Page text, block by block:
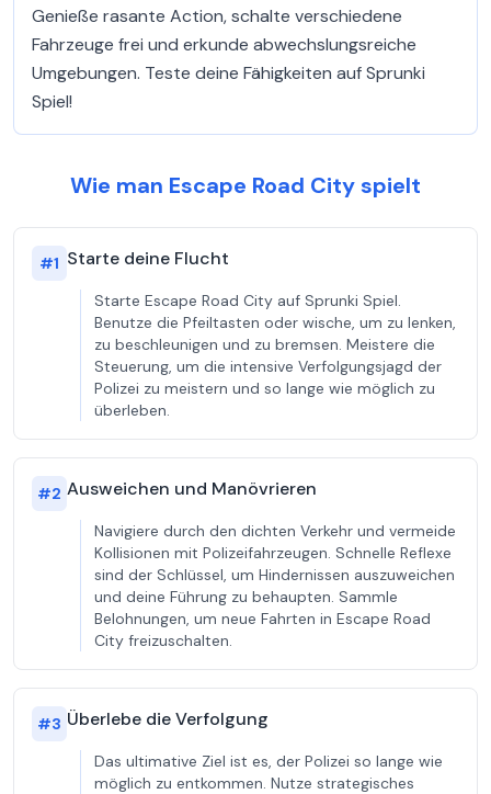
Genieße rasante Action, schalte verschiedene
Fahrzeuge frei und erkunde abwechslungsreiche
Umgebungen. Teste deine Fähigkeiten auf Sprunki
Spiel!
Wie man Escape Road City spielt
#1 Starte deine Flucht
Starte Escape Road City auf Sprunki Spiel.
Benutze die Pfeiltasten oder wische, um zu lenken,
zu beschleunigen und zu bremsen. Meistere die
Steuerung, um die intensive Verfolgungsjagd der
Polizei zu meistern und so lange wie möglich zu
überleben.
#2 Ausweichen und Manövrieren
Navigiere durch den dichten Verkehr und vermeide
Kollisionen mit Polizeifahrzeugen. Schnelle Reflexe
sind der Schlüssel, um Hindernissen auszuweichen
und deine Führung zu behaupten. Sammle
Belohnungen, um neue Fahrten in Escape Road
City freizuschalten.
#3 Überlebe die Verfolgung
Das ultimative Ziel ist es, der Polizei so lange wie
möglich zu entkommen. Nutze strategisches